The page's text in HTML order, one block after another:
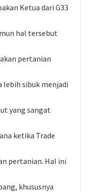
Ketua dari G33
hal tersebut
pertanian
sibuk menjadi
yang sangat
ketika Trade
pertanian. Hal ini
khususnya